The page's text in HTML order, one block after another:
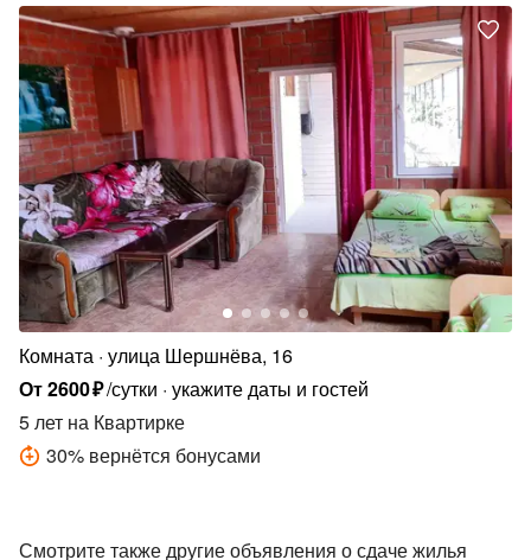
Комната улица Шершнёва, 16
От2600₽/сутки укажите даты и гостей
5 лет на Квартирке
30% вернётся бонусами
Смотрите также другие объявления о сдаче жилья